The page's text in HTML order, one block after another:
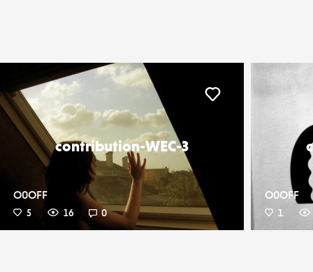
contribution-WEC-3
O0OFF
5 16 0
O0OFF
1